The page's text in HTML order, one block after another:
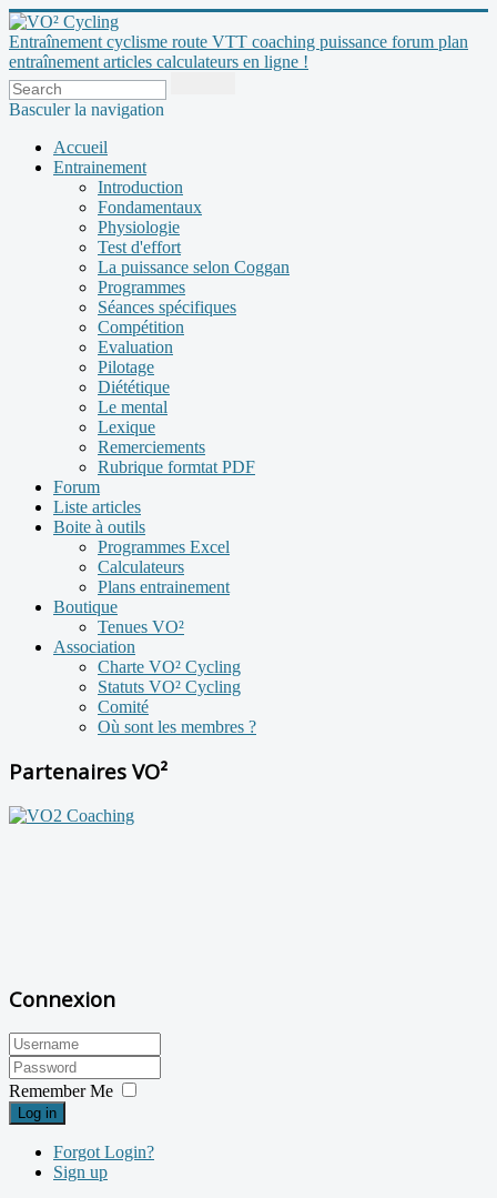
Entraînement cyclisme route VTT coaching puissance forum plan
entraînement articles calculateurs en ligne !
Basculer la navigation
Accueil
Entrainement
Introduction
Fondamentaux
Physiologie
Test d'effort
La puissance selon Coggan
Programmes
Séances spécifiques
Compétition
Evaluation
Pilotage
Diététique
Le mental
Lexique
Remerciements
Rubrique formtat PDF
Forum
Liste articles
Boite à outils
Programmes Excel
Calculateurs
Plans entrainement
Boutique
Tenues VO²
Association
Charte VO² Cycling
Statuts VO² Cycling
Comité
Où sont les membres ?
Partenaires VO²
Connexion
Remember Me
Log in
Forgot Login?
Sign up